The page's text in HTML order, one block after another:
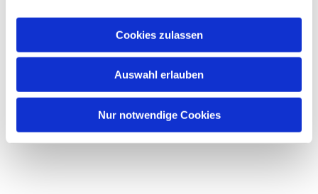
Cookies zulassen
Auswahl erlauben
Nur notwendige Cookies